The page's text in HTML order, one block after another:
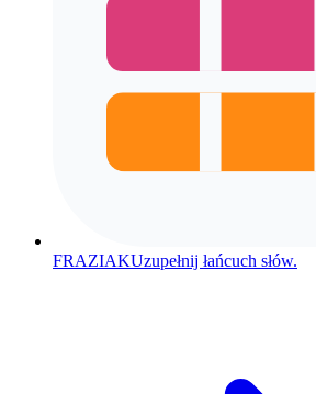
FRAZIAKUzupełnij łańcuch słów.